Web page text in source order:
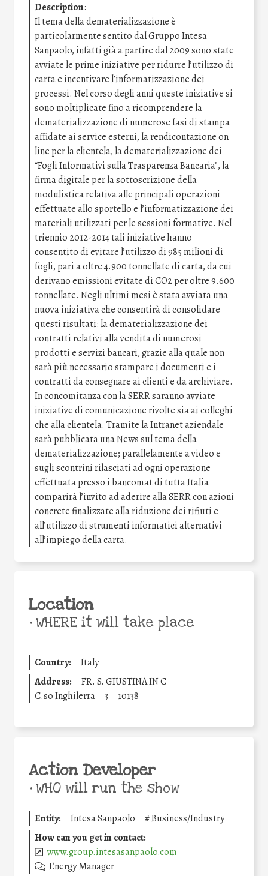
Description:
Il tema della dematerializzazione è
particolarmente sentito dal Gruppo Intesa
Sanpaolo, infatti già a partire dal 2009 sono state
avviate le prime iniziative per ridurre l’utilizzo di
carta e incentivare l’informatizzazione dei
processi. Nel corso degli anni queste iniziative si
sono moltiplicate fino a ricomprendere la
dematerializzazione di numerose fasi di stampa
affidate ai service esterni, la rendicontazione on
line per la clientela, la dematerializzazione dei
“Fogli Informativi sulla Trasparenza Bancaria”, la
firma digitale per la sottoscrizione della
modulistica relativa alle principali operazioni
effettuate allo sportello e l’informatizzazione dei
materiali utilizzati per le sessioni formative. Nel
triennio 2012-2014 tali iniziative hanno
consentito di evitare l’utilizzo di 985 milioni di
fogli, pari a oltre 4.900 tonnellate di carta, da cui
derivano emissioni evitate di CO2 per oltre 9.600
tonnellate. Negli ultimi mesi è stata avviata una
nuova iniziativa che consentirà di consolidare
questi risultati: la dematerializzazione dei
contratti relativi alla vendita di numerosi
prodotti e servizi bancari, grazie alla quale non
sarà più necessario stampare i documenti e i
contratti da consegnare ai clienti e da archiviare.
In concomitanza con la SERR saranno avviate
iniziative di comunicazione rivolte sia ai colleghi
che alla clientela. Tramite la Intranet aziendale
sarà pubblicata una News sul tema della
dematerializzazione; parallelamente a video e
sugli scontrini rilasciati ad ogni operazione
effettuata presso i bancomat di tutta Italia
comparirà l’invito ad aderire alla SERR con azioni
concrete finalizzate alla riduzione dei rifiuti e
all’utilizzo di strumenti informatici alternativi
all’impiego della carta.
Location
•WHERE it will take place
Country:
Italy
Address:
FR. S. GIUSTINA IN C
C.so Inghilerra
3 10138
Action Developer
•WHO will run the show
Entity: Intesa Sanpaolo #Business/Industry
How can you get in contact:
www.group.intesasanpaolo.com
Energy Manager